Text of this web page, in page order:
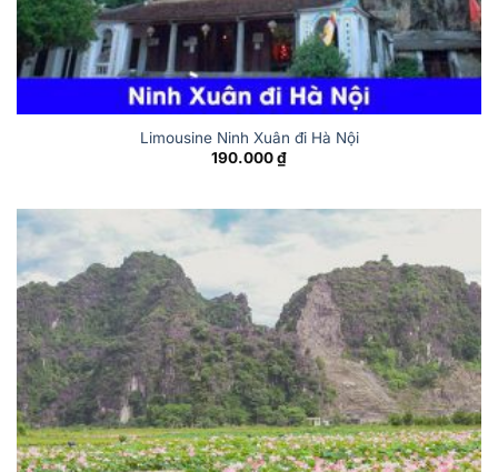
Limousine Ninh Xuân đi Hà Nội
190.000₫